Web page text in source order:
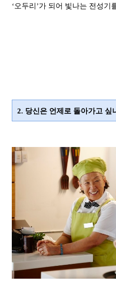
‘오두리’가 되 어 빛나는 전성기
2. 당신은 언제로 돌아가고 싶